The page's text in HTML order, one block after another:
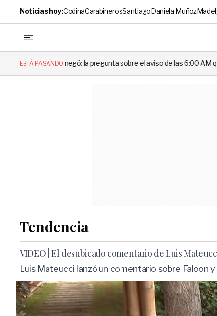
Noticias hoy:CodinaCarabinerosSantiagoDaniela Muñoz
ESTÁ PASANDO:
la pregunta sobre el aviso de las 6:00 AM que dejó en evidencia
Tendencia
VIDEO | El desubicado comentario de Luis
Luis Mateucci lanzó un comentario sobre Faloon